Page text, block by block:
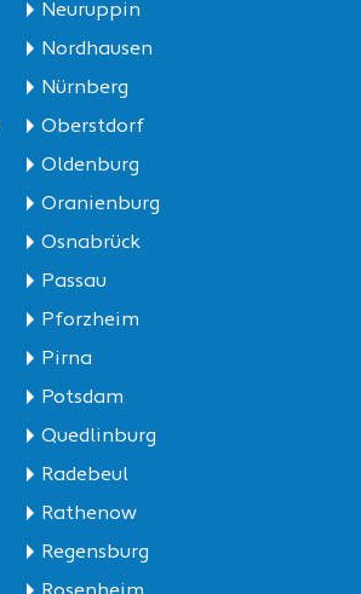
Neuruppin
Nordhausen
Nürnberg
Oberstdorf
Oldenburg
Oranienburg
Osnabrück
Passau
Pforzheim
Pirna
Potsdam
Quedlinburg
Radebeul
Rathenow
Regensburg